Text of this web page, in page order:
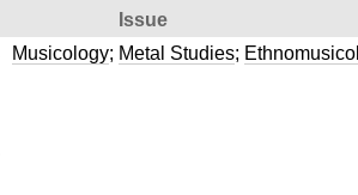
Issue
Musicology; Metal Studies;